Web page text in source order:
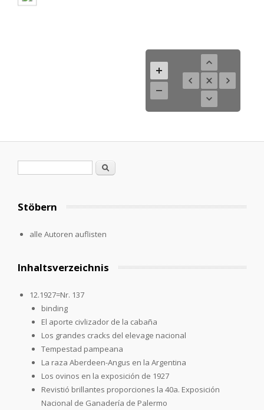
Search
Stöbern
alle Autoren auflisten
Inhaltsverzeichnis
12.1927=Nr. 137
binding
El aporte civlizador de la cabaña
Los grandes cracks del elevage nacional
Tempestad pampeana
La raza Aberdeen-Angus en la Argentina
Los ovinos en la exposición de 1927
Revistió brillantes proporciones la 40a. Exposición
Nacional de Ganadería de Palermo